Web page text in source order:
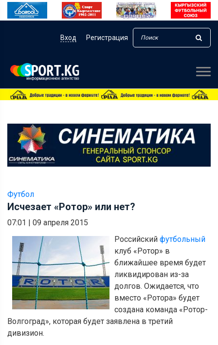
Вход Регистрация
Футбол
Исчезает «Ротор» или нет?
07:01 | 09 апреля 2015
Российский футбольный
клуб «Ротор» в
ближайшее время будет
ликвидирован из-за
долгов. Ожидается, что
вместо «Ротора» будет
создана команда «Ротор-
Волгоград», которая будет заявлена в третий
дивизион.